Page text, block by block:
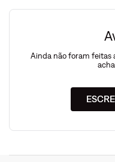
Ainda não foram feitas